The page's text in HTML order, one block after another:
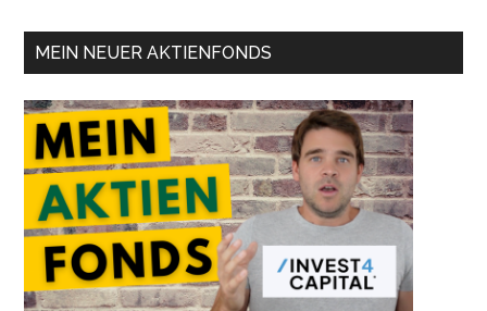
MEIN NEUER AKTIENFONDS